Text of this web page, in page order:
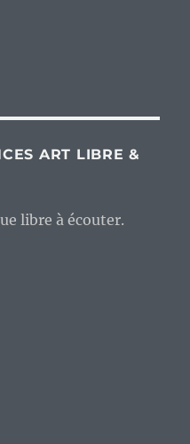
ART LIBRE &
libre à écouter.